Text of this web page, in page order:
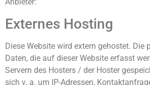
Externes Hosting
Diese Website wird extern gehostet. Die
Daten, die auf dieser Website erfasst
Servern des Hosters / der Hoster
sich v. a. um IP-Adressen,